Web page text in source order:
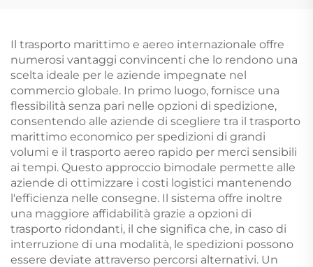
Il trasporto marittimo e aereo internazionale offre
numerosi vantaggi convincenti che lo rendono una
scelta ideale per le aziende impegnate nel
commercio globale. In primo luogo, fornisce una
flessibilità senza pari nelle opzioni di spedizione,
consentendo alle aziende di scegliere tra il trasporto
marittimo economico per spedizioni di grandi
volumi e il trasporto aereo rapido per merci sensibili
ai tempi. Questo approccio bimodale permette alle
aziende di ottimizzare i costi logistici mantenendo
l'efficienza nelle consegne. Il sistema offre inoltre
una maggiore affidabilità grazie a opzioni di
trasporto ridondanti, il che significa che, in caso di
interruzione di una modalità, le spedizioni possono
essere deviate attraverso percorsi alternativi. Un